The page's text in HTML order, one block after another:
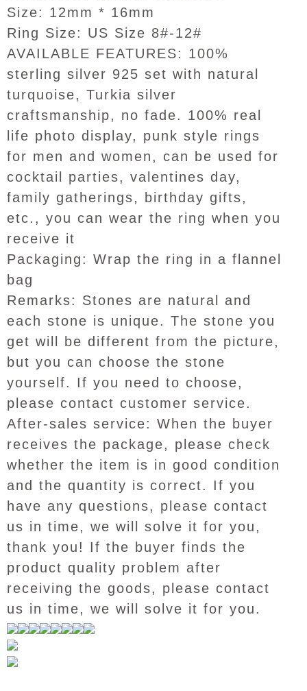
Size: 12mm * 16mm
Ring Size: US Size 8#-12#
AVAILABLE FEATURES: 100%
sterling silver 925 set with natural
turquoise, Turkia silver
craftsmanship, no fade. 100% real
life photo display, punk style rings
for men and women, can be used for
cocktail parties, valentines day,
family gatherings, birthday gifts,
etc., you can wear the ring when you
receive it
Packaging: Wrap the ring in a flannel
bag
Remarks: Stones are natural and
each stone is unique. The stone you
get will be different from the picture,
but you can choose the stone
yourself. If you need to choose,
please contact customer service.
After-sales service: When the buyer
receives the package, please check
whether the item is in good condition
and the quantity is correct. If you
have any questions, please contact
us in time, we will solve it for you,
thank you! If the buyer finds the
product quality problem after
receiving the goods, please contact
us in time, we will solve it for you.